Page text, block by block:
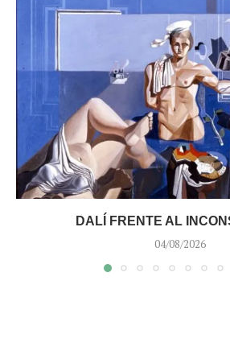
DALÍ FRENTE AL
04/08/2026